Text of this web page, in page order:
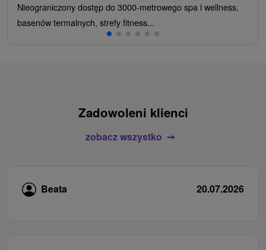
Nieograniczony dostęp do 3000-metrowego spa i wellness,
basenów termalnych, strefy fitness...
Zadowoleni klienci
zobacz wszystko
Beata 20.07.2026